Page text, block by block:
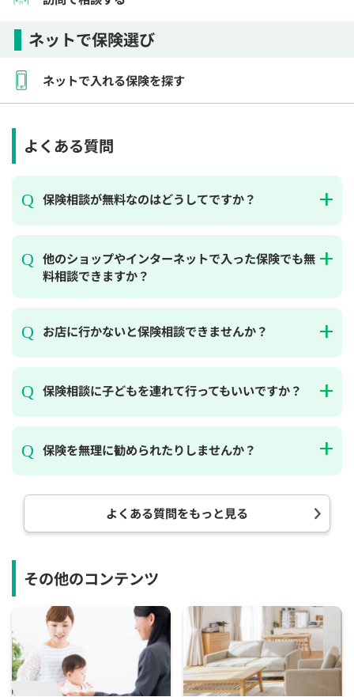
ネットで保険選び
ネットで入れる保険を探す
よくある質問
保険相談が無料なのはどうしてですか？
他のショップやインターネットで入った保険でも無
料相談できますか？
お店に行かないと保険相談できませんか？
保険相談に子どもを連れて行ってもいいですか？
保険を無理に勧められたりしませんか？
よくある質問をもっと見る
その他のコンテンツ